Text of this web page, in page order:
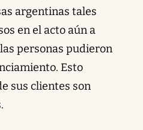
argentinas tales
en el acto aún a
personas pudieron
Esto
sus clientes son